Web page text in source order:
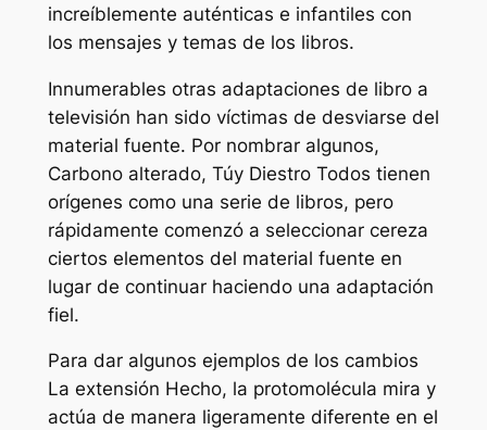
increíblemente auténticas e infantiles con
los mensajes y temas de los libros.
Innumerables otras adaptaciones de libro a
televisión han sido víctimas de desviarse del
material fuente. Por nombrar algunos,
Carbono alterado, Túy DiestroTodos tienen
orígenes como una serie de libros, pero
rápidamente comenzó a seleccionar cereza
ciertos elementos del material fuente en
lugar de continuar haciendo una adaptación
fiel.
Para dar algunos ejemplos de los cambios
La extensión Hecho, la protomolécula mira y
actúa de manera ligeramente diferente en el